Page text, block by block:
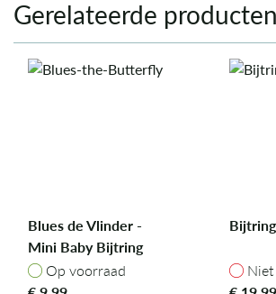
Gerelateerde producten
Blues de Vlinder -
Mini Baby Bijtring
Op voorraad
Op voorraad
Niet